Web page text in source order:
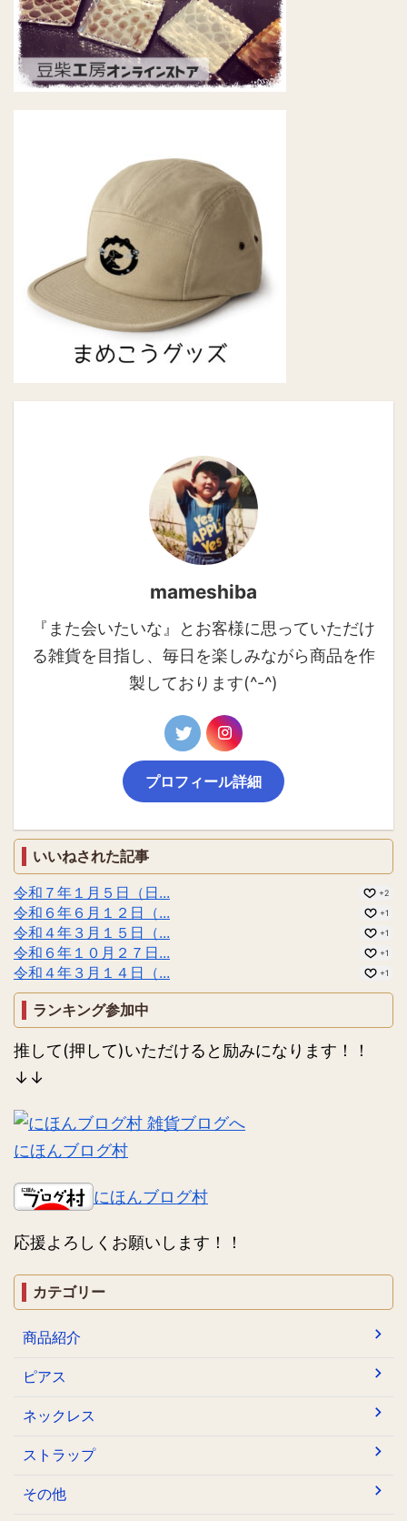
mameshiba
『また会いたいな』とお客様に思っていただけ
る雑貨を目指し、毎日を楽しみながら商品を作
製しております(^-^)
プロフィール詳細
いいねされた記事
令和７年１月５日（日...
+2
令和６年６月１２日（... +1
令和４年３月１５日（... +1
令和６年１０月２７日... +1
令和４年３月１４日（... +1
ランキング参加中
推して(押して)いただけると励みになります！！
↓↓
にほんブログ村
にほんブログ村
応援よろしくお願いします！！
カテゴリー
商品紹介
ピアス
ネックレス
ストラップ
その他